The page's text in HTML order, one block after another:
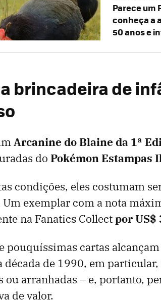
Parece um
conheça a
50 anos e
brincadeira de
Arcanine do Blaine da 1ª
do Pokémon Estampas
condições, eles costumam
Um exemplar com a nota
na Fanatics Collectpor US$
pouquíssimas cartas
década de 1990, em
ou arranhadas – e, portanto,
de valor.